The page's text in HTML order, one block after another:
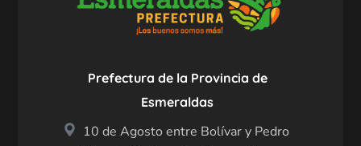
Prefectura de la Provincia de
Esmeraldas
10 de Agosto entre Bolívar y Pedro